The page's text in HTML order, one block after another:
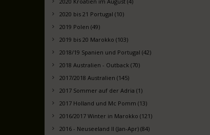
2020 bis 21 Portugal (10)
2019 Polen (49)
2019 bis 20 Marokko (103)
2018/19 Spanien und Portugal (42)
2018 Australien - Outback (70)
2017/2018 Australien (145)
2017 Sommer auf der Adria (1)
2017 Holland und Mc Pomm (13)
2016/2017 Winter in Marokko (121)
2016 - Neuseeland II (Jan-Apr) (84)